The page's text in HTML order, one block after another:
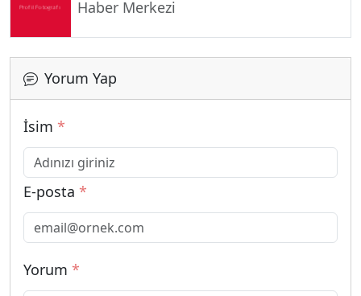
Haber Merkezi
Yorum Yap
İsim *
E-posta *
Yorum *